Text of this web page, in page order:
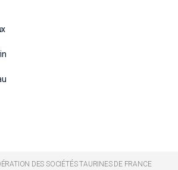
DES SOCIÉTÉS TAURINES DE FRANCE